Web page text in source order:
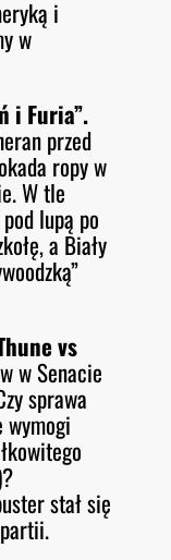
i
w
i Furia”.
przed
ropy w
W tle
lupą po
a Biały
vs
w Senacie
sprawa
wymogi
stał się